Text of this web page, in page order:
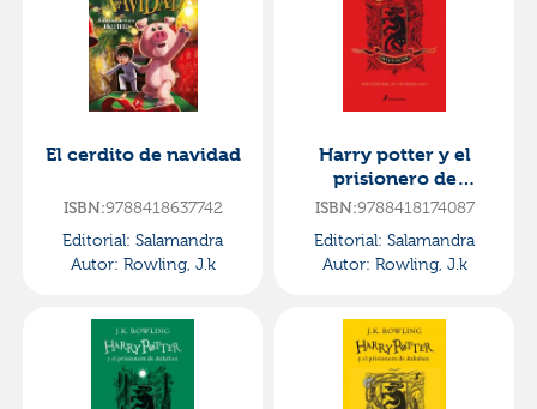
El cerdito de navidad
ISBN:9788418637742
Editorial: Salamandra
Autor: Rowling, J.k
Harry potter y el
prisionero de
azkaban - gryffindor
[ediciones de
ISBN:9788418174087
Editorial: Salamandra
Autor: Rowling, J.k